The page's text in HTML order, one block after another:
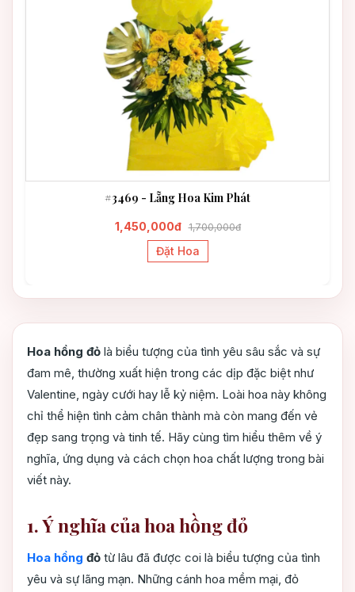
#3469 - Lẵng Hoa Kim Phát
1,450,000đ 1,700,000đ
Đặt Hoa
Hoa hồng đỏ là biểu tượng của tình yêu sâu sắc và sự
đam mê, thường xuất hiện trong các dịp đặc biệt như
Valentine, ngày cưới hay lễ kỷ niệm. Loài hoa này không
chỉ thể hiện tình cảm chân thành mà còn mang đến vẻ
đẹp sang trọng và tinh tế. Hãy cùng tìm hiểu thêm về ý
nghĩa, ứng dụng và cách chọn hoa chất lượng trong bài
viết này.
1. Ý nghĩa của hoa hồng đỏ
Hoa hồng đỏ từ lâu đã được coi là biểu tượng của tình
yêu và sự lãng mạn. Những cánh hoa mềm mại, đỏ